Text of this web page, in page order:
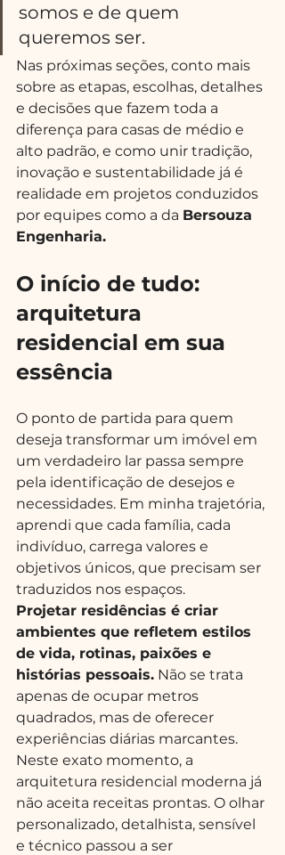
somos e de quem
queremos ser.
Nas próximas seções, conto mais
sobre as etapas, escolhas, detalhes
e decisões que fazem toda a
diferença para casas de médio e
alto padrão, e como unir tradição,
inovação e sustentabilidade já é
realidade em projetos conduzidos
por equipes como a da Bersouza
Engenharia.
O início de tudo:
arquitetura
residencial em sua
essência
O ponto de partida para quem
deseja transformar um imóvel em
um verdadeiro lar passa sempre
pela identificação de desejos e
necessidades. Em minha trajetória,
aprendi que cada família, cada
indivíduo, carrega valores e
objetivos únicos, que precisam ser
traduzidos nos espaços.
Projetar residências é criar
ambientes que refletem estilos
de vida, rotinas, paixões e
histórias pessoais. Não se trata
apenas de ocupar metros
quadrados, mas de oferecer
experiências diárias marcantes.
Neste exato momento, a
arquitetura residencial moderna já
não aceita receitas prontas. O olhar
personalizado, detalhista, sensível
e técnico passou a ser